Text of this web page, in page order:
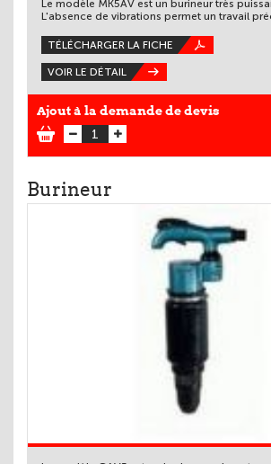
Le modèle MK5AV est un burineur très
L'absence de vibrations permet un travail
TÉLÉCHARGER LA FICHE
VOIR LE DÉTAIL
Ajout à la demande de devis
Burineur